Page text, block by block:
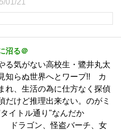
01/21
沼る＠
る気がない高校生・鷺井丸太
知らぬ世界へとワープ!! カ
れ、生活の為に仕方なく探偵
だけど推理出来ない。のがミ
イトル通り"なんだか
ドラゴン、怪盗バーチ、女